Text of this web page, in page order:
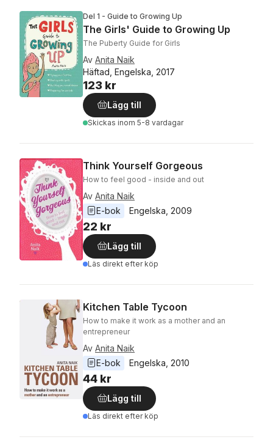
Del 1 - Guide to Growing Up
The Girls' Guide to Growing Up
The Puberty Guide for Girls
Av Anita Naik
Häftad, Engelska, 2017
123 kr
Lägg till
Skickas inom 5-8 vardagar
Think Yourself Gorgeous
How to feel good - inside and out
Av Anita Naik
E-bok
Engelska 2009
22 kr
Lägg till
Läs direkt efter köp
Kitchen Table Tycoon
How to make it work as a mother and an
entrepreneur
Av Anita Naik
E-bok
Engelska 2010
44 kr
Lägg till
Läs direkt efter köp